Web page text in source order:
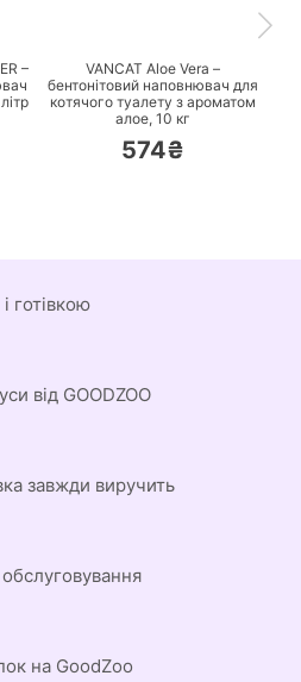
–
VANCAT Aloe Vera –
бентонітовий наповнювач для
котячого туалету з ароматом
алое, 10 кг
574₴
готівкою
від GOODZOO
завжди виручить
обслуговування
на GoodZoo